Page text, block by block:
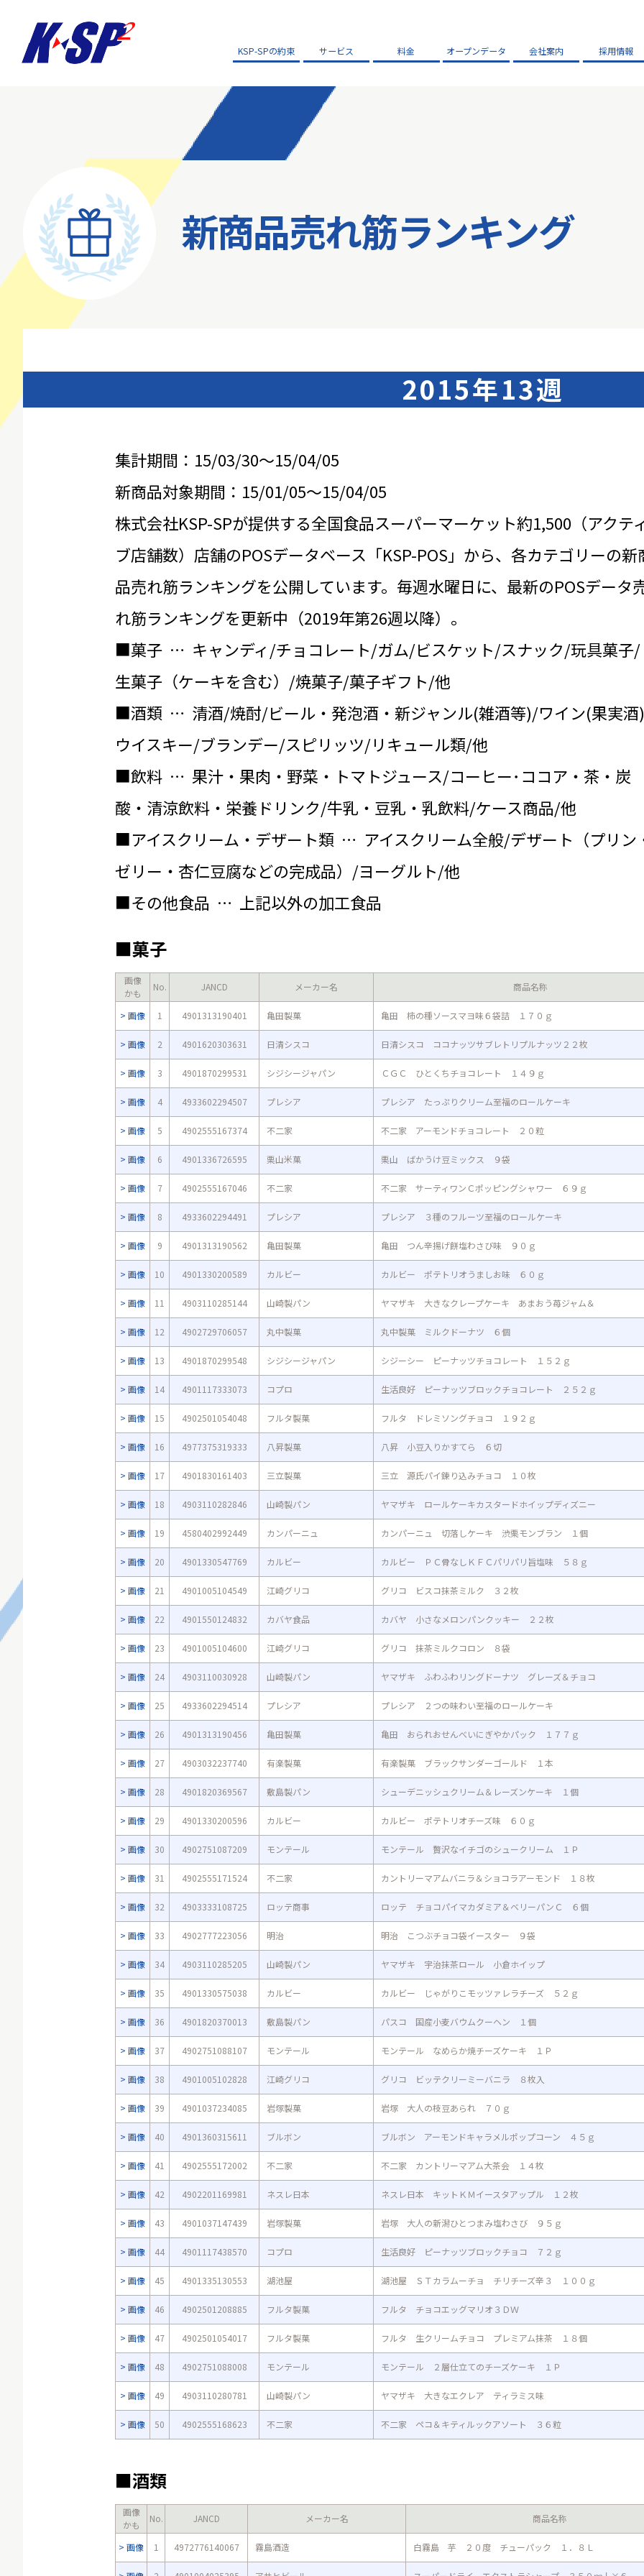
KSP-SPの約束 サービス 料金 オープンデータ 会社案内 採用情報
新商品売れ筋ランキング
2015年13週
集計期間：15/03/30～15/04/05
新商品対象期間：15/01/05～15/04/05
株式会社KSP-SPが提供する全国食品スーパーマーケット約1,500（アクテ
ブ店舗数）店舗のPOSデータベース「KSP-POS」から、各カテゴリーの新
品売れ筋ランキングを公開しています。毎週水曜日に、最新のPOSデータ
れ筋ランキングを更新中（2019年第26週以降）。
■菓子 … キャンディ/チョコレート/ガム/ビスケット/スナック/玩具菓子/
生菓子（ケーキを含む）/焼菓子/菓子ギフト/他
■酒類 … 清酒/焼酎/ビール・発泡酒・新ジャンル(雑酒等)/ワイン(果実
ウイスキー/ブランデー/スピリッツ/リキュール類/他
■飲料 … 果汁・果肉・野菜・トマトジュース/コーヒー･ココア・茶・炭
酸・清涼飲料・栄養ドリンク/牛乳・豆乳・乳飲料/ケース商品/他
■アイスクリーム・デザート類 … アイスクリーム全般/デザート（プリン
ゼリー・杏仁豆腐などの完成品）/ヨーグルト/他
■その他食品 … 上記以外の加工食品
■菓子
画像
かも
No. JANCD メーカー名 商品名称
画像 1 4901313190401 亀田製菓 亀田 柿の種ソースマヨ味６袋詰 １７０ｇ
画像 2 4901620303631 日清シスコ 日清シスコ ココナッツサブレトリプルナッツ２２枚
画像 3 4901870299531 シジシージャパン ＣＧＣ ひとくちチョコレート １４９ｇ
画像 4 4933602294507 プレシア プレシア たっぷりクリーム至福のロールケーキ
画像 5 4902555167374 不二家 不二家 アーモンドチョコレート ２０粒
画像 6 4901336726595 栗山米菓 栗山 ばかうけ豆ミックス ９袋
画像 7 4902555167046 不二家 不二家 サーティワンＣポッピングシャワー ６９ｇ
画像 8 4933602294491 プレシア プレシア ３種のフルーツ至福のロールケーキ
画像 9 4901313190562 亀田製菓 亀田 つん辛揚げ餅塩わさび味 ９０ｇ
画像 10 4901330200589 カルビー カルビー ポテトリオうましお味 ６０ｇ
画像 11 4903110285144 山崎製パン ヤマザキ 大きなクレープケーキ あまおう苺ジャム＆
画像 12 4902729706057 丸中製菓 丸中製菓 ミルクドーナツ ６個
画像 13 4901870299548 シジシージャパン シジーシー ピーナッツチョコレート １５２ｇ
画像 14 4901117333073 コプロ 生活良好 ピーナッツブロックチョコレート ２５２ｇ
画像 15 4902501054048 フルタ製菓 フルタ ドレミソングチョコ １９２ｇ
画像 16 4977375319333 八昇製菓 八昇 小豆入りかすてら ６切
画像 17 4901830161403 三立製菓 三立 源氏パイ錬り込みチョコ １０枚
画像 18 4903110282846 山崎製パン ヤマザキ ロールケーキカスタードホイップディズニー
画像 19 4580402992449 カンパーニュ カンパーニュ 切落しケーキ 渋栗モンブラン １個
画像 20 4901330547769 カルビー カルビー ＰＣ骨なしＫＦＣパリパリ旨塩味 ５８ｇ
画像 21 4901005104549 江崎グリコ グリコ ビスコ抹茶ミルク ３２枚
画像 22 4901550124832 カバヤ食品 カバヤ 小さなメロンパンクッキー ２２枚
画像 23 4901005104600 江崎グリコ グリコ 抹茶ミルクコロン ８袋
画像 24 4903110030928 山崎製パン ヤマザキ ふわふわリングドーナツ グレーズ＆チョコ
画像 25 4933602294514 プレシア プレシア ２つの味わい至福のロールケーキ
画像 26 4901313190456 亀田製菓 亀田 おられおせんべいにぎやかパック １７７ｇ
画像 27 4903032237740 有楽製菓 有楽製菓 ブラックサンダーゴールド １本
画像 28 4901820369567 敷島製パン シューデニッシュクリーム＆レーズンケーキ １個
画像 29 4901330200596 カルビー カルビー ポテトリオチーズ味 ６０ｇ
画像 30 4902751087209 モンテール モンテール 贅沢なイチゴのシュークリーム １Ｐ
画像 31 4902555171524 不二家 カントリーマアムバニラ＆ショコラアーモンド １８枚
画像 32 4903333108725 ロッテ商事 ロッテ チョコパイマカダミア＆ベリーパンＣ ６個
画像 33 4902777223056 明治 明治 こつぶチョコ袋イースター ９袋
画像 34 4903110285205 山崎製パン ヤマザキ 宇治抹茶ロール 小倉ホイップ
画像 35 4901330575038 カルビー カルビー じゃがりこモッツァレラチーズ ５２ｇ
画像 36 4901820370013 敷島製パン パスコ 国産小麦バウムクーヘン １個
画像 37 4902751088107 モンテール モンテール なめらか焼チーズケーキ １Ｐ
画像 38 4901005102828 江崎グリコ グリコ ビッテクリーミーバニラ ８枚入
画像 39 4901037234085 岩塚製菓 岩塚 大人の枝豆あられ ７０ｇ
画像 40 4901360315611 ブルボン ブルボン アーモンドキャラメルポップコーン ４５ｇ
画像 41 4902555172002 不二家 不二家 カントリーマアム大茶会 １４枚
画像 42 4902201169981 ネスレ日本 ネスレ日本 キットＫＭイースタアップル １２枚
画像 43 4901037147439 岩塚製菓 岩塚 大人の新潟ひとつまみ塩わさび ９５ｇ
画像 44 4901117438570 コプロ 生活良好 ピーナッツブロックチョコ ７２ｇ
画像 45 4901335130553 湖池屋 湖池屋 ＳＴカラムーチョ チリチーズ辛３ １００ｇ
画像 46 4902501208885 フルタ製菓 フルタ チョコエッグマリオ３ＤＷ
画像 47 4902501054017 フルタ製菓 フルタ 生クリームチョコ プレミアム抹茶 １８個
画像 48 4902751088008 モンテール モンテール ２層仕立てのチーズケーキ １Ｐ
画像 49 4903110280781 山崎製パン ヤマザキ 大きなエクレア ティラミス味
画像 50 4902555168623 不二家 不二家 ペコ＆キティルックアソート ３６粒
■酒類
画像
かも
No. JANCD メーカー名 商品名称
画像 1 4972776140067 霧島酒造 白霧島 芋 ２０度 チューパック １．８Ｌ